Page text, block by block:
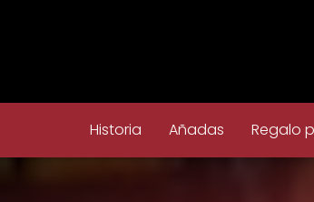
Historia Añadas Regalo